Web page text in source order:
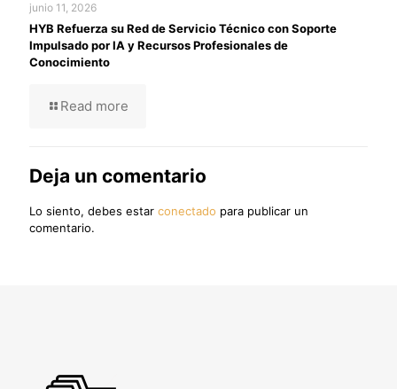
junio 11, 2026
HYB Refuerza su Red de Servicio Técnico con Soporte
Impulsado por IA y Recursos Profesionales de
Conocimiento
Read more
Deja un comentario
Lo siento, debes estar conectado para publicar un
comentario.